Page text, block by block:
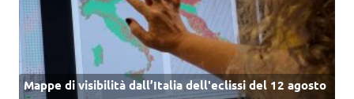
Mappe di visibilità dall’Italia dell'eclissi del 12 agosto